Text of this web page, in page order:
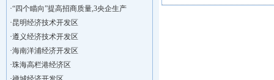
“四个瞄向”提高招商质量,3央企生产
昆明经济技术开发区
遵义经济技术开发区
海南洋浦经济开发区
珠海高栏港经济区
禅城经济开发区